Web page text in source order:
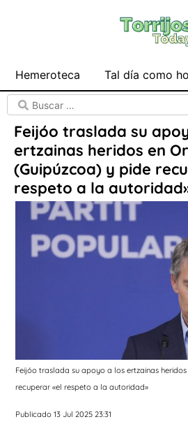
Hemeroteca Tal día como
Feijóo traslada su
ertzainas heridos en
(Guipúzcoa) y pide
respeto a la
Feijóo traslada su apoyo a los ertzainas
recuperar «el respeto a la autoridad»
Publicado 13 Jul 2025 23:31